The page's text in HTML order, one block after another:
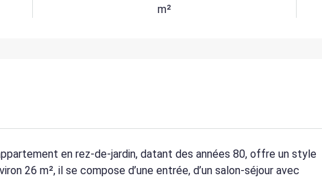
m²
en rez-de-jardin, datant des années 80, offre un style
26 m², il se compose d’une entrée, d’un salon-séjour avec